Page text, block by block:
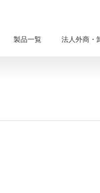
製品一覧 法人外商・